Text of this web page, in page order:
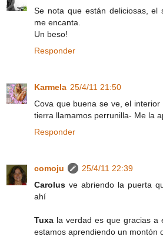
Se nota que están deliciosas, el
me encanta.
Un beso!
Responder
Karmela 25/4/11 21:50
Cova que buena se ve, el
tierra llamamos perrunilla- Me la
Responder
comoju
25/4/11 22:39
Carolus ve abriendo la puerta
ahí
Tuxa la verdad es que gracias a
estamos aprendiendo un montón